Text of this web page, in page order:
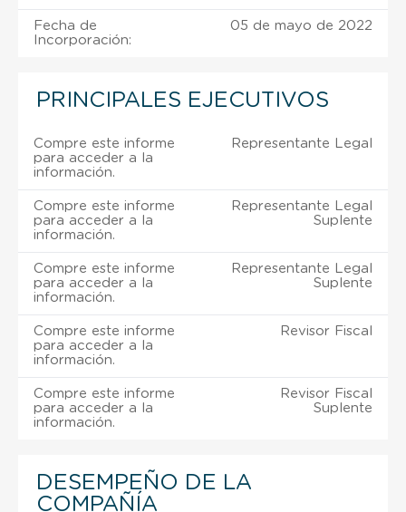
Fecha de
Incorporación:
05 de mayo de 2022
PRINCIPALES EJECUTIVOS
Compre este informe
para acceder a la
información.
Representante Legal
Compre este informe
para acceder a la
información.
Representante Legal
Suplente
Compre este informe
para acceder a la
información.
Representante Legal
Suplente
Compre este informe
para acceder a la
información.
Revisor Fiscal
Compre este informe
para acceder a la
información.
Revisor Fiscal
Suplente
DESEMPEÑO DE LA
COMPAÑÍA